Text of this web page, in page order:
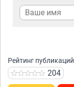
Рейтинг публикаций
204